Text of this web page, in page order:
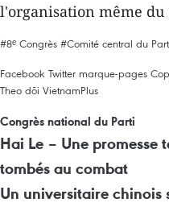
l'organisation même du
#8ᵉ Congrès #Comité central du
Facebook Twitter marque-pages
Theo dõi VietnamPlus
Congrès national du Parti
Hai Le – Une promesse
tombés au combat
Un universitaire chinois